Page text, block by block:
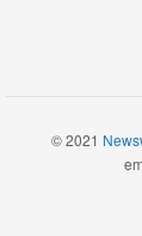
© 2021